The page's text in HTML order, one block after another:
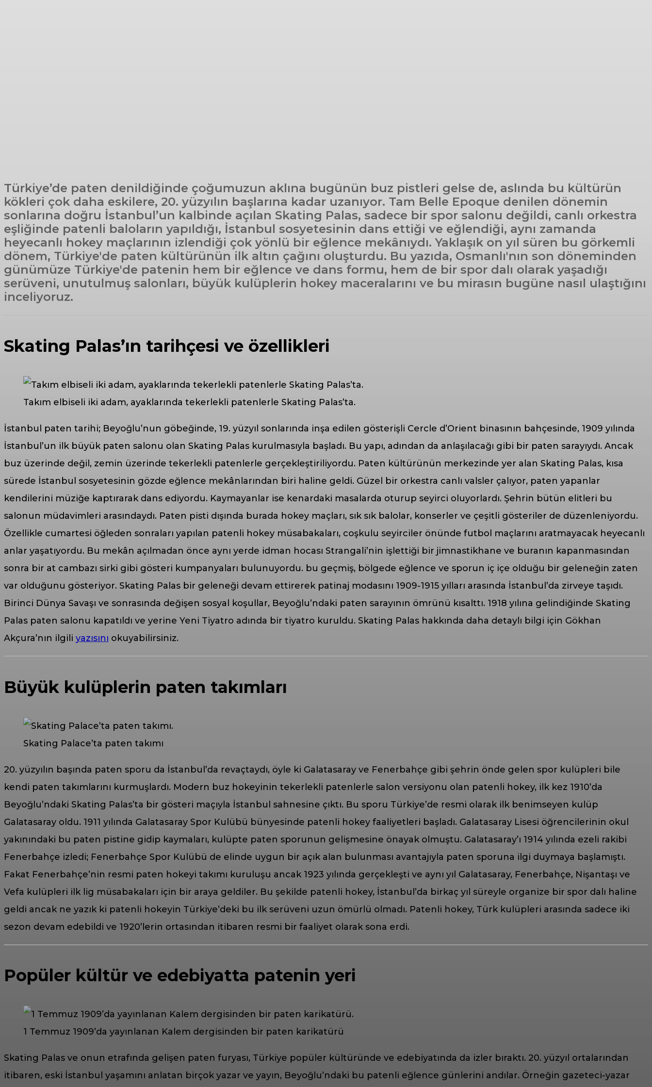
Türkiye’de paten denildiğinde çoğumuzun aklına bugünün buz pistleri gelse de, aslında bu kültürün
kökleri çok daha eskilere, 20. yüzyılın başlarına kadar uzanıyor. Tam Belle Epoque denilen dönemin
sonlarına doğru İstanbul’un kalbinde açılan Skating Palas, sadece bir spor salonu değildi, canlı orkestra
eşliğinde patenli baloların yapıldığı, İstanbul sosyetesinin dans ettiği ve eğlendiği, aynı zamanda
heyecanlı hokey maçlarının izlendiği çok yönlü bir eğlence mekânıydı. Yaklaşık on yıl süren bu görkemli
dönem, Türkiye'de paten kültürünün ilk altın çağını oluşturdu. Bu yazıda, Osmanlı'nın son döneminden
günümüze Türkiye'de patenin hem bir eğlence ve dans formu, hem de bir spor dalı olarak yaşadığı
serüveni, unutulmuş salonları, büyük kulüplerin hokey maceralarını ve bu mirasın bugüne nasıl ulaştığını
inceliyoruz.
Skating Palas’ın tarihçesi ve özellikleri
Takım elbiseli iki adam, ayaklarında tekerlekli patenlerle Skating Palas’ta.
İstanbul paten tarihi; Beyoğlu’nun göbeğinde, 19. yüzyıl sonlarında inşa edilen gösterişli Cercle d’Orient binasının bahçesinde, 1909 yılında
İstanbul’un ilk büyük paten salonu olan Skating Palas kurulmasıyla başladı. Bu yapı, adından da anlaşılacağı gibi bir paten sarayıydı. Ancak
buz üzerinde değil, zemin üzerinde tekerlekli patenlerle gerçekleştiriliyordu. Paten kültürünün merkezinde yer alan Skating Palas, kısa
sürede İstanbul sosyetesinin gözde eğlence mekânlarından biri haline geldi. Güzel bir orkestra canlı valsler çalıyor, paten yapanlar
kendilerini müziğe kaptırarak dans ediyordu. Kaymayanlar ise kenardaki masalarda oturup seyirci oluyorlardı. Şehrin bütün elitleri bu
salonun müdavimleri arasındaydı. Paten pisti dışında burada hokey maçları, sık sık balolar, konserler ve çeşitli gösteriler de düzenleniyordu.
Özellikle cumartesi öğleden sonraları yapılan patenli hokey müsabakaları, coşkulu seyirciler önünde futbol maçlarını aratmayacak heyecanlı
anlar yaşatıyordu. Bu mekân açılmadan önce aynı yerde idman hocası Strangali’nin işlettiği bir jimnastikhane ve buranın kapanmasından
sonra bir at cambazı sirki gibi gösteri kumpanyaları bulunuyordu. bu geçmiş, bölgede eğlence ve sporun iç içe olduğu bir geleneğin zaten
var olduğunu gösteriyor. Skating Palas bir geleneği devam ettirerek patinaj modasını 1909-1915 yılları arasında İstanbul’da zirveye taşıdı.
Birinci Dünya Savaşı ve sonrasında değişen sosyal koşullar, Beyoğlu’ndaki paten sarayının ömrünü kısalttı. 1918 yılına gelindiğinde Skating
Palas paten salonu kapatıldı ve yerine Yeni Tiyatro adında bir tiyatro kuruldu. Skating Palas hakkında daha detaylı bilgi için Gökhan
Akçura’nın ilgili yazısını okuyabilirsiniz.
Büyük kulüplerin paten takımları
Skating Palace’ta paten takımı
20. yüzyılın başında paten sporu da İstanbul’da revaçtaydı, öyle ki Galatasaray ve Fenerbahçe gibi şehrin önde gelen spor kulüpleri bile
kendi paten takımlarını kurmuşlardı. Modern buz hokeyinin tekerlekli patenlerle salon versiyonu olan patenli hokey, ilk kez 1910’da
Beyoğlu’ndaki Skating Palas’ta bir gösteri maçıyla İstanbul sahnesine çıktı. Bu sporu Türkiye’de resmi olarak ilk benimseyen kulüp
Galatasaray oldu. 1911 yılında Galatasaray Spor Kulübü bünyesinde patenli hokey faaliyetleri başladı. Galatasaray Lisesi öğrencilerinin okul
yakınındaki bu paten pistine gidip kaymaları, kulüpte paten sporunun gelişmesine önayak olmuştu. Galatasaray’ı 1914 yılında ezeli rakibi
Fenerbahçe izledi; Fenerbahçe Spor Kulübü de elinde uygun bir açık alan bulunması avantajıyla paten sporuna ilgi duymaya başlamıştı.
Fakat Fenerbahçe’nin resmi paten hokeyi takımı kuruluşu ancak 1923 yılında gerçekleşti ve aynı yıl Galatasaray, Fenerbahçe, Nişantaşı ve
Vefa kulüpleri ilk lig müsabakaları için bir araya geldiler. Bu şekilde patenli hokey, İstanbul’da birkaç yıl süreyle organize bir spor dalı haline
geldi ancak ne yazık ki patenli hokeyin Türkiye’deki bu ilk serüveni uzun ömürlü olmadı. Patenli hokey, Türk kulüpleri arasında sadece iki
sezon devam edebildi ve 1920’lerin ortasından itibaren resmi bir faaliyet olarak sona erdi.
Popüler kültür ve edebiyatta patenin yeri
1 Temmuz 1909’da yayınlanan Kalem dergisinden bir paten karikatürü
Skating Palas ve onun etrafında gelişen paten furyası, Türkiye popüler kültüründe ve edebiyatında da izler bıraktı. 20. yüzyıl ortalarından
itibaren, eski İstanbul yaşamını anlatan birçok yazar ve yayın, Beyoğlu’ndaki bu patenli eğlence günlerini andılar. Örneğin gazeteci-yazar